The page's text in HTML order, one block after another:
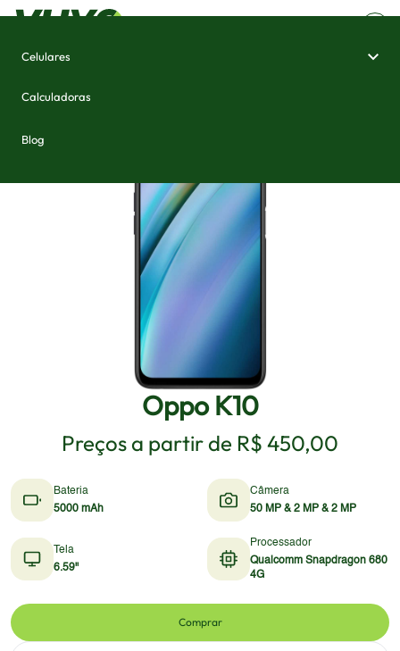
Celulares
Calculadoras
Blog
Oppo K10
Preços a partir de R$ 450,00
Bateria
5000 mAh
Câmera
50 MP & 2 MP & 2 MP
Tela
6.59"
Processador
Qualcomm Snapdragon 680
4G
Comprar